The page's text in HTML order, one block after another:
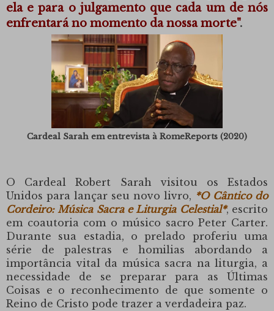
ela e para o julgamento que cada um de nós
enfrentará no momento da nossa morte".
Cardeal Sarah em entrevista à RomeReports (2020)
O Cardeal Robert Sarah visitou os Estados
Unidos para lançar seu novo livro, *O Cântico do
Cordeiro: Música Sacra e Liturgia Celestial*, escrito
em coautoria com o músico sacroPeter Carter.
Durante sua estadia, o prelado proferiu uma
série de palestras e homilias abordando a
importância vital da música sacra na liturgia, a
necessidade de se preparar para as Últimas
Coisas e o reconhecimento de que somente o
Reino de Cristo pode trazer a verdadeira paz.